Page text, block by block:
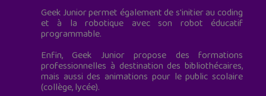
Geek Junior permet également de s'initier au coding
et à la robotique avec son robot éducatif
programmable.
Enfin, Geek Junior propose des formations
professionnelles à destination des bibliothécaires,
mais aussi des animations pour le public scolaire
(collège, lycée).